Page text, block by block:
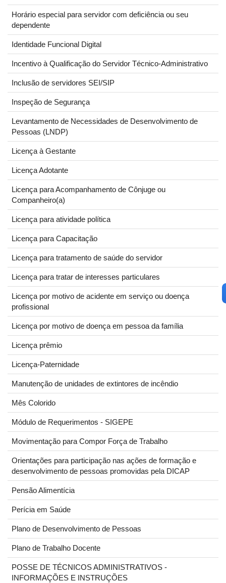
Horário especial para servidor com deficiência ou seu
dependente
Identidade Funcional Digital
Incentivo à Qualificação do Servidor Técnico-Administrativo
Inclusão de servidores SEI/SIP
Inspeção de Segurança
Levantamento de Necessidades de Desenvolvimento de
Pessoas (LNDP)
Licença à Gestante
Licença Adotante
Licença para Acompanhamento de Cônjuge ou
Companheiro(a)
Licença para atividade política
Licença para Capacitação
Licença para tratamento de saúde do servidor
Licença para tratar de interesses particulares
Licença por motivo de acidente em serviço ou doença
profissional
Licença por motivo de doença em pessoa da família
Licença prêmio
Licença-Paternidade
Manutenção de unidades de extintores de incêndio
Mês Colorido
Módulo de Requerimentos - SIGEPE
Movimentação para Compor Força de Trabalho
Orientações para participação nas ações de formação e
desenvolvimento de pessoas promovidas pela DICAP
Pensão Alimentícia
Perícia em Saúde
Plano de Desenvolvimento de Pessoas
Plano de Trabalho Docente
POSSE DE TÉCNICOS ADMINISTRATIVOS -
INFORMAÇÕES E INSTRUÇÕES